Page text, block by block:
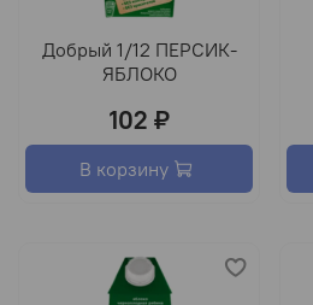
Добрый 1/12 ПЕРСИК-
ЯБЛОКО
102 ₽
В корзину